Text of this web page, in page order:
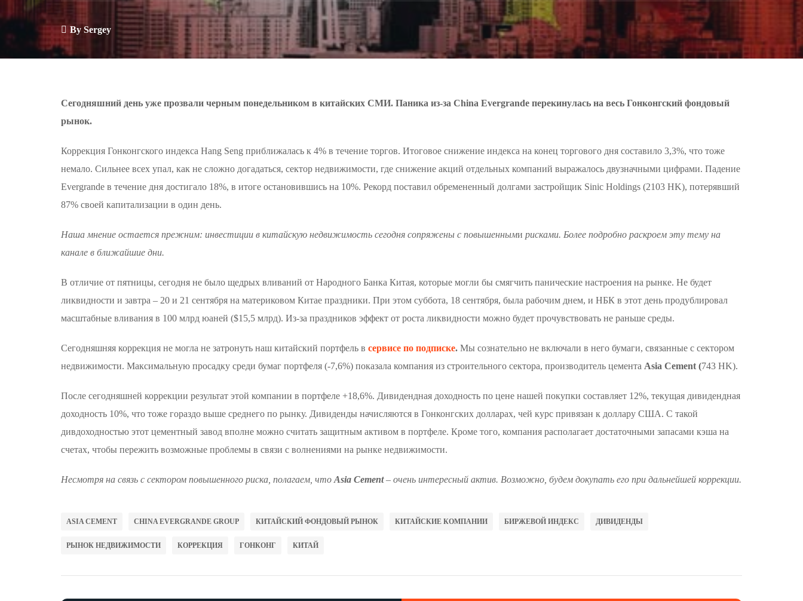
By Sergey
Сегодняшний день уже прозвали черным понедельником в китайских СМИ. Паника из-за China Evergrande перекинулась на весь Гонконгский фондовый
рынок.
Коррекция Гонконгского индекса Hang Seng приближалась к 4% в течение торгов. Итоговое снижение индекса на конец торгового дня составило 3,3%, что тоже
немало. Сильнее всех упал, как не сложно догадаться, сектор недвижимости, где снижение акций отдельных компаний выражалось двузначными цифрами. Падение
Evergrande в течение дня достигало 18%, в итоге остановившись на 10%. Рекорд поставил обремененный долгами застройщик Sinic Holdings (2103 HK), потерявший
87% своей капитализации в один день.
Наша мнение остается прежним: инвестиции в китайскую недвижимость сегодня сопряжены с повышенными рисками. Более подробно раскроем эту тему на
канале в ближайшие дни.
В отличие от пятницы, сегодня не было щедрых вливаний от Народного Банка Китая, которые могли бы смягчить панические настроения на рынке. Не будет
ликвидности и завтра – 20 и 21 сентября на материковом Китае праздники. При этом суббота, 18 сентября, была рабочим днем, и НБК в этот день продублировал
масштабные вливания в 100 млрд юаней ($15,5 млрд). Из-за праздников эффект от роста ликвидности можно будет прочувствовать не раньше среды.
Сегодняшняя коррекция не могла не затронуть наш китайский портфель в сервисе по подписке. Мы сознательно не включали в него бумаги, связанные с сектором
недвижимости. Максимальную просадку среди бумаг портфеля (-7,6%) показала компания из строительного сектора, производитель цемента Asia Cement (743 HK).
После сегодняшней коррекции результат этой компании в портфеле +18,6%. Дивидендная доходность по цене нашей покупки составляет 12%, текущая дивидендная
доходность 10%, что тоже гораздо выше среднего по рынку. Дивиденды начисляются в Гонконгских долларах, чей курс привязан к доллару США. С такой
дивдоходностью этот цементный завод вполне можно считать защитным активом в портфеле. Кроме того, компания располагает достаточными запасами кэша на
счетах, чтобы пережить возможные проблемы в связи с волнениями на рынке недвижимости.
Несмотря на связь с сектором повышенного риска, полагаем, что Asia Cement– очень интересный актив. Возможно, будем докупать его при дальнейшей коррекции.
ASIA CEMENT CHINA EVERGRANDE GROUP КИТАЙСКИЙ ФОНДОВЫЙ РЫНОК КИТАЙСКИЕ КОМПАНИИ БИРЖЕВОЙ ИНДЕКС ДИВИДЕНДЫ
РЫНОК НЕДВИЖИМОСТИ КОРРЕКЦИЯ ГОНКОНГ КИТАЙ